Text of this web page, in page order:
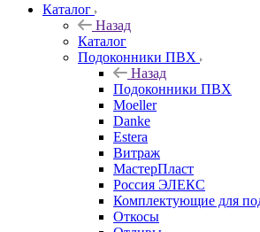
Каталог
Назад
Каталог
Подоконники ПВХ
Назад
Подоконники ПВХ
Moeller
Danke
Estera
Витраж
МастерПласт
Россия ЭЛЕКС
Комплектующие для
Откосы